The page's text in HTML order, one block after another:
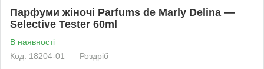
Парфуми жіночі Parfums de Marly Delina —
Selective Tester 60ml
В наявності
Код: 18204-01
Роздріб